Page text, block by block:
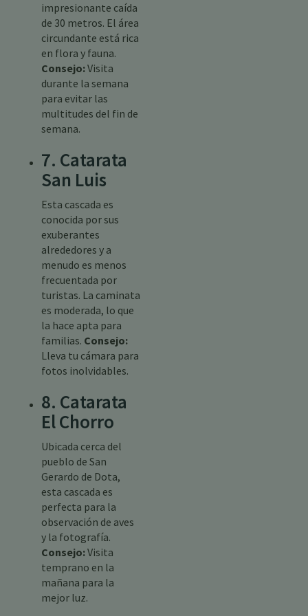
impresionante caída
de 30 metros. El área
circundante está rica
en flora y fauna.
Consejo:Visita
durante la semana
para evitar las
multitudes del fin de
semana.
7. Catarata
San Luis
Esta cascada es
conocida por sus
exuberantes
alrededores y a
menudo es menos
frecuentada por
turistas. La caminata
es moderada, lo que
la hace apta para
familias. Consejo:
Lleva tu cámara para
fotos inolvidables.
8. Catarata
El Chorro
Ubicada cerca del
pueblo de San
Gerardo de Dota,
esta cascada es
perfecta para la
observación de aves
y la fotografía.
Consejo:Visita
temprano en la
mañana para la
mejor luz.